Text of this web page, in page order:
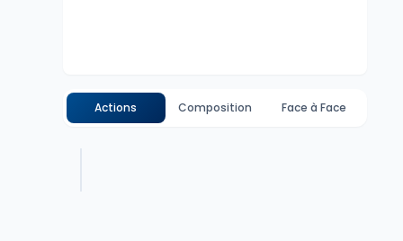
Actions Composition Face à Face